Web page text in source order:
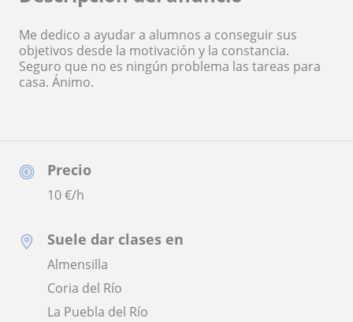
Precio
10€/h
Suele dar clases en
Almensilla
Coria del Río
La Puebla del Río
Me dedico a ayudar a alumnos a conseguir sus
objetivos desde la motivación y la constancia.
Seguro que no es ningún problema las tareas para
casa. Ánimo.